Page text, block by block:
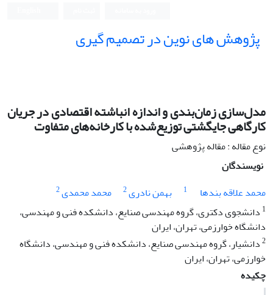
پژوهش های نوین در تصمیم گیری
مدل‌سازی زمان‌بندی و اندازه انباشته اقتصادی در جریان
کارگاهی جایگشتی توزیع‌شده با کارخانه‌های متفاوت
نوع مقاله : مقاله پژوهشی
نویسندگان
محمد علاقه بندها
1 بهمن نادری2 محمد محمدی2
1 دانشجوی دکتری، گروه مهندسی صنایع، دانشکده فنی و مهندسی،
دانشگاه خوارزمی، تهران، ایران
2دانشیار، گروه مهندسی صنایع، دانشکده فنی و مهندسی، دانشگاه
خوارزمی، تهران، ایران
چکیده